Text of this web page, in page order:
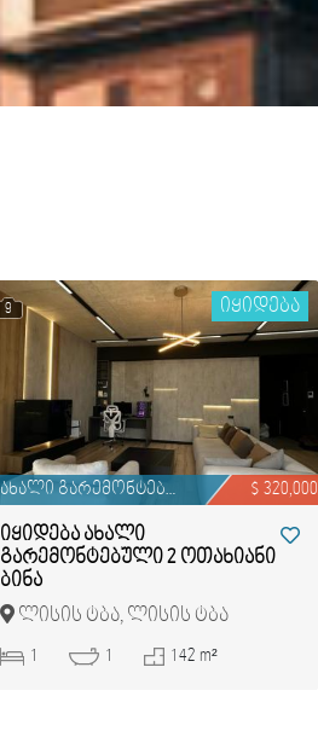
9 იყიდება
ახალი გარემონტებული $ 320,000
იყიდება ახალი
გარემონტებული 2 ოთახიანი
ბინა
ლისის ტბა, ლისის ტბა
1 1 142 m²